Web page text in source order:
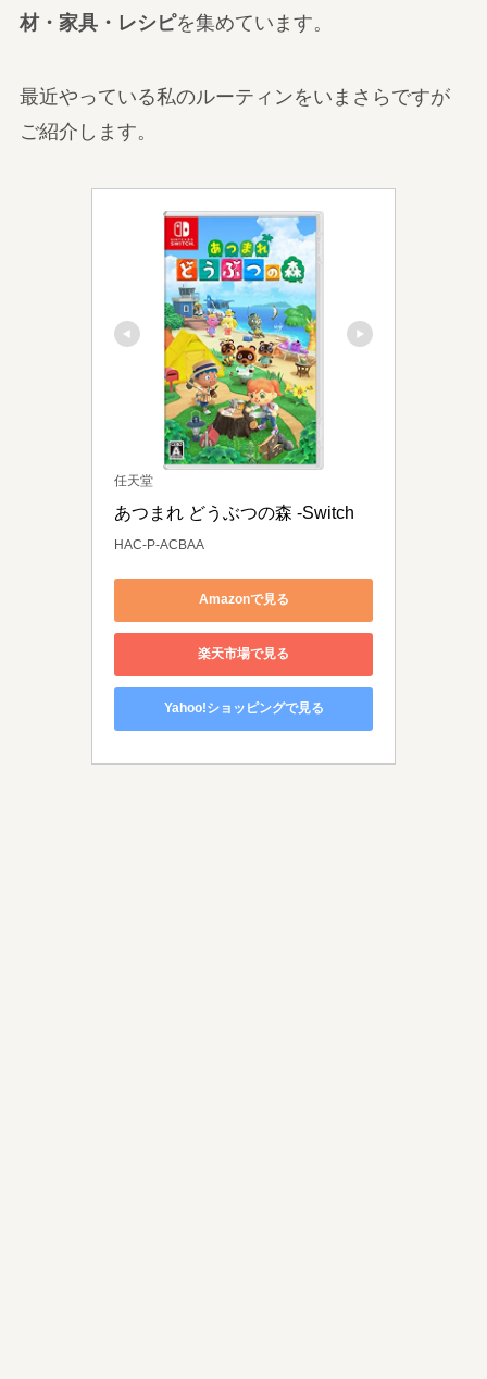
材・家具・レシピを集めています。
最近やっている私のルーティンをいまさらですが
ご紹介します。
任天堂
あつまれ どうぶつの森 -Switch
HAC-P-ACBAA
Amazonで見る
楽天市場で見る
Yahoo!ショッピングで見る